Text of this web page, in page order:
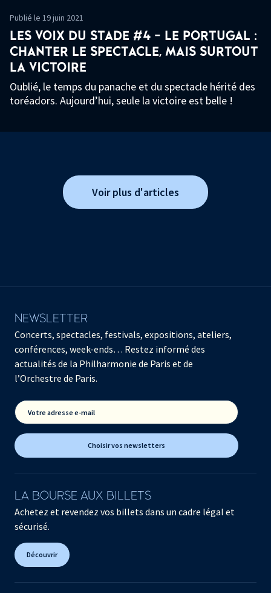
Publié le 19 juin 2021
LES VOIX DU STADE #4 - LE PORTUGAL :
CHANTER LE SPECTACLE, MAIS SURTOUT
LA VICTOIRE
Oublié, le temps du panache et du spectacle hérité des
toréadors. Aujourd’hui, seule la victoire est belle !
Voir plus d'articles
NEWSLETTER
Concerts, spectacles, festivals, expositions, ateliers,
conférences, week-ends… Restez informé des
actualités de la Philharmonie de Paris et de
l’Orchestre de Paris.
Votre adresse e-mail
Choisir vos newsletters
LA BOURSE AUX BILLETS
Achetez et revendez vos billets dans un cadre légal et
sécurisé.
Découvrir